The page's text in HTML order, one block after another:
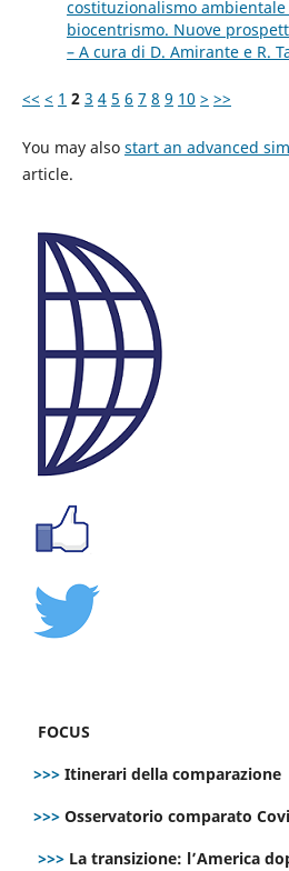
costituzionalismo
biocentrismo. Nuove
– A cura di D. Amirante e R.
<< < 1 2 3 4 5 6 7 8 9 10 > >>
You may also start an advanced
article.
FOCUS
>>> Itinerari della comparazione
>>> Osservatorio comparato
>>> La transizione: l’America